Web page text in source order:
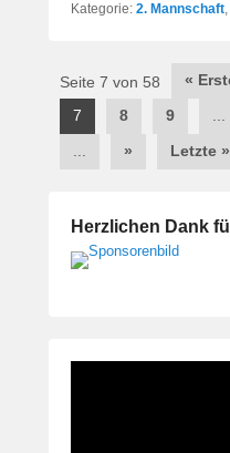
Kategorie: 2. Mannschaft,
Beitragsnavigation
Seite 7 von 58 «
7
8 9
» Letzte »
Herzlichen Dank